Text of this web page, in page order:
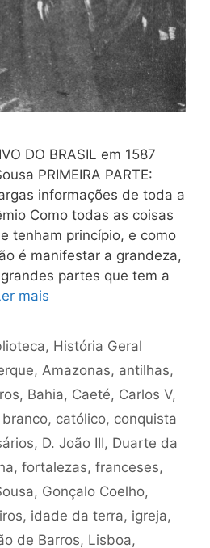
DO BRASIL em 1587
PRIMEIRA PARTE:
informações de toda a
Como todas as coisas
tenham princípio, e como
é manifestar a grandeza,
partes que tem a
mais
, História Geral
,Amazonas, antilhas,
, Bahia, Caeté, Carlos V,
, católico, conquista
, D. João III, Duarte da
, fortalezas, franceses,
, Gonçalo Coelho,
, idade da terra, igreja,
de Barros, Lisboa,